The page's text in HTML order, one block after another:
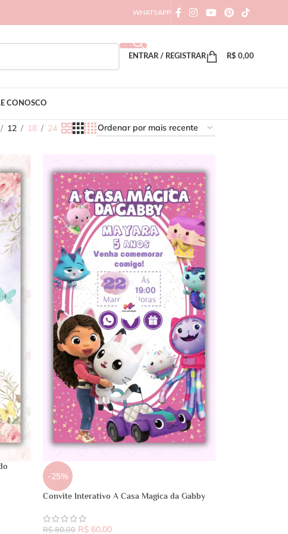
WHATSAPP
ENTRAR / REGISTRAR R$ 0,00
CONOSCO
12 18 24
-25%
Convite Interativo A Casa Magica da Gabby
R$80,00 R$ 60,00